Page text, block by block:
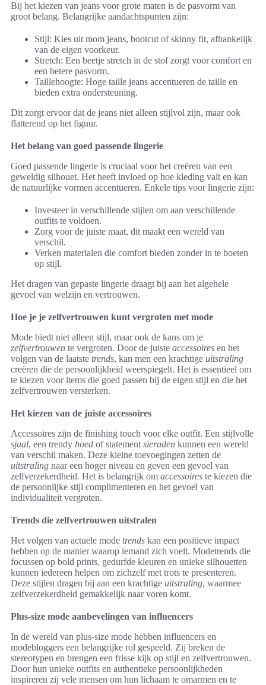
Bij het kiezen van jeans voor grote maten is de pasvorm van
groot belang. Belangrijke aandachtspunten zijn:
Stijl: Kies uit mom jeans, bootcut of skinny fit, afhankelijk
van de eigen voorkeur.
Stretch: Een beetje stretch in de stof zorgt voor comfort en
een betere pasvorm.
Taillehoogte: Hoge taille jeans accentueren de taille en
bieden extra ondersteuning.
Dit zorgt ervoor dat de jeans niet alleen stijlvol zijn, maar ook
flatterend op het figuur.
Het belang van goed passende lingerie
Goed passende lingerie is cruciaal voor het creëren van een
geweldig silhouet. Het heeft invloed op hoe kleding valt en kan
de natuurlijke vormen accentueren. Enkele tips voor lingerie zijn:
Investeer in verschillende stijlen om aan verschillende
outfits te voldoen.
Zorg voor de juiste maat, dit maakt een wereld van
verschil.
Verken materialen die comfort bieden zonder in te boeten
op stijl.
Het dragen van gepaste lingerie draagt bij aan het algehele
gevoel van welzijn en vertrouwen.
Hoe je je zelfvertrouwen kunt vergroten met mode
Mode biedt niet alleen stijl, maar ook de kans om je
zelfvertrouwen te vergroten. Door de juiste accessoires en het
volgen van de laatste trends, kan men een krachtige uitstraling
creëren die de persoonlijkheid weerspiegelt. Het is essentieel om
te kiezen voor items die goed passen bij de eigen stijl en die het
zelfvertrouwen versterken.
Het kiezen van de juiste accessoires
Accessoires zijn de finishing touch voor elke outfit. Een stijlvolle
sjaal, een trendy hoed of statement sieraden kunnen een wereld
van verschil maken. Deze kleine toevoegingen zetten de
uitstraling naar een hoger niveau en geven een gevoel van
zelfverzekerdheid. Het is belangrijk om accessoires te kiezen die
de persoonlijke stijl complimenteren en het gevoel van
individualiteit vergroten.
Trends die zelfvertrouwen uitstralen
Het volgen van actuele mode trends kan een positieve impact
hebben op de manier waarop iemand zich voelt. Modetrends die
focussen op bold prints, gedurfde kleuren en unieke silhouetten
kunnen iedereen helpen om zichzelf met trots te presenteren.
Deze stijlen dragen bij aan een krachtige uitstraling, waarmee
zelfverzekerdheid gemakkelijk naar voren komt.
Plus-size mode aanbevelingen van influencers
In de wereld van plus-size mode hebben influencers en
modebloggers een belangrijke rol gespeeld. Zij breken de
stereotypen en brengen een frisse kijk op stijl en zelfvertrouwen.
Door hun unieke outfits en authentieke persoonlijkheden
inspireren zij vele mensen om hun lichaam te omarmen en te